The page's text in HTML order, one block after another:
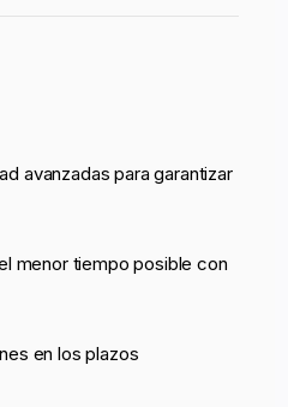
avanzadas para garantizar
menor tiempo posible con
en los plazos